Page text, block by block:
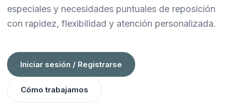
especiales y necesidades puntuales de reposición
con rapidez, flexibilidad y atención personalizada.
Iniciar sesión / Registrarse
Cómo trabajamos